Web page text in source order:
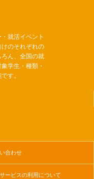
就活イベント
のそれぞれの
ん、全国の就
学生・種類・
す。
合わせ
ービスの利用について